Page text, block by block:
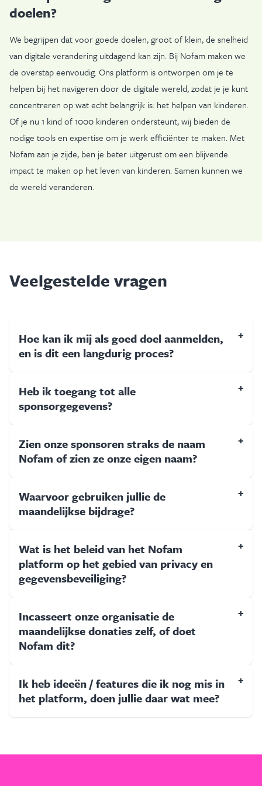
doelen?
We begrijpen dat voor goede doelen, groot of klein, de snelheid
van digitale verandering uitdagend kan zijn. Bij Nofam maken we
de overstap eenvoudig. Ons platform is ontworpen om je te
helpen bij het navigeren door de digitale wereld, zodat je je kunt
concentreren op wat echt belangrijk is: het helpen van kinderen.
Of je nu 1 kind of 1000 kinderen ondersteunt, wij bieden de
nodige tools en expertise om je werk efficiënter te maken. Met
Nofam aan je zijde, ben je beter uitgerust om een blijvende
impact te maken op het leven van kinderen. Samen kunnen we
de wereld veranderen.
Veelgestelde vragen
Hoe kan ik mij als goed doel aanmelden,
en is dit een langdurig proces?
+
Heb ik toegang tot alle
sponsorgegevens?
+
Zien onze sponsoren straks de naam
Nofam of zien ze onze eigen naam?
+
Waarvoor gebruiken jullie de
maandelijkse bijdrage?
+
Wat is het beleid van het Nofam
platform op het gebied van privacy en
gegevensbeveiliging?
+
Incasseert onze organisatie de
maandelijkse donaties zelf, of doet
Nofam dit?
+
Ik heb ideeën / features die ik nog mis in
het platform, doen jullie daar wat mee?
+